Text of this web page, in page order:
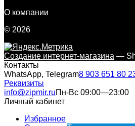
О компании
© 2026
Создание интернет-магазина —
Контакты
WhatsApp, Telegram8 903 651 80
Реквизиты
info@zipmir.ruПн-Вс 09:00—23:00
Личный кабинет
Избранное